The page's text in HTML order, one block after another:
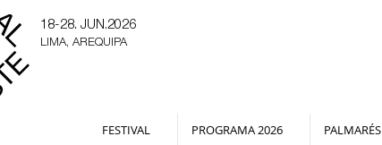
18-28. JUN.2026
LIMA, AREQUIPA
FESTIVAL PROGRAMA 2026 PALMARÉS